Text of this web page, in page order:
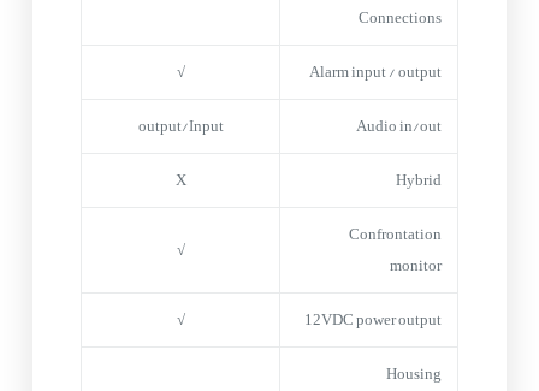
Connections
Alarm input / output
√
Audio in/out
output/Input
Hybrid
X
Confrontation
monitor
√
12VDC power output
√
Housing